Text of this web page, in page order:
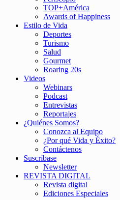
TOP+América
Awards of Happiness
Estilo de Vida
Deportes
Turismo
Salud
Gourmet
Roaring 20s
Videos
Webinars
Podcast
Entrevistas
Reportajes
¿Quiénes Somos?
Conozca al Equipo
¿Por qué Vida y Éxito?
Contáctenos
Suscríbase
Newsletter
REVISTA DIGITAL
Revista digital
Ediciones Especiales